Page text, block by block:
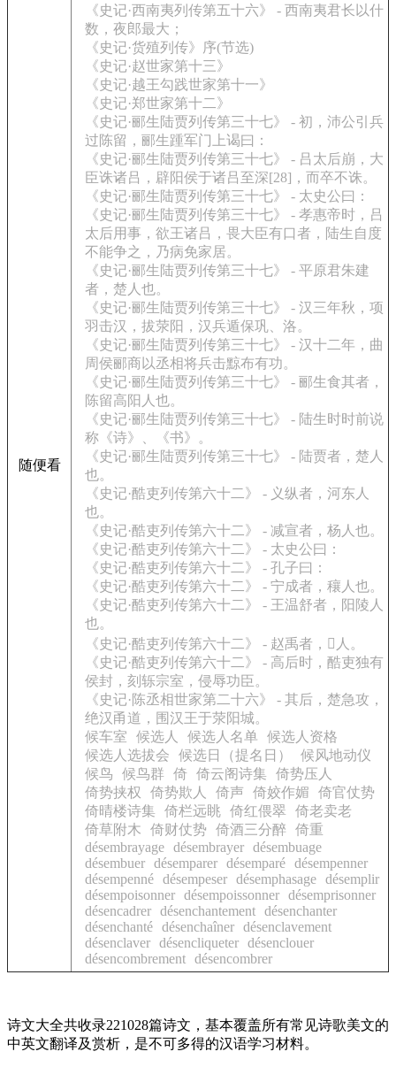
随便看
《史记·西南夷列传第五十六》 - 西南夷君长以什
数，夜郎最大；
《史记·货殖列传》序(节选)
《史记·赵世家第十三》
《史记·越王勾践世家第十一》
《史记·郑世家第十二》
《史记·郦生陆贾列传第三十七》 - 初，沛公引兵
过陈留，郦生踵军门上谒曰：
《史记·郦生陆贾列传第三十七》 - 吕太后崩，大
臣诛诸吕，辟阳侯于诸吕至深[28]，而卒不诛。
《史记·郦生陆贾列传第三十七》 - 太史公曰：
《史记·郦生陆贾列传第三十七》 - 孝惠帝时，吕
太后用事，欲王诸吕，畏大臣有口者，陆生自度
不能争之，乃病免家居。
《史记·郦生陆贾列传第三十七》 - 平原君朱建
者，楚人也。
《史记·郦生陆贾列传第三十七》 - 汉三年秋，项
羽击汉，拔荥阳，汉兵遁保巩、洛。
《史记·郦生陆贾列传第三十七》 - 汉十二年，曲
周侯郦商以丞相将兵击黥布有功。
《史记·郦生陆贾列传第三十七》 - 郦生食其者，
陈留高阳人也。
《史记·郦生陆贾列传第三十七》 - 陆生时时前说
称《诗》、《书》。
《史记·郦生陆贾列传第三十七》 - 陆贾者，楚人
也。
《史记·酷吏列传第六十二》 - 义纵者，河东人
也。
《史记·酷吏列传第六十二》 - 减宣者，杨人也。
《史记·酷吏列传第六十二》 - 太史公曰：
《史记·酷吏列传第六十二》 - 孔子曰：
《史记·酷吏列传第六十二》 - 宁成者，穰人也。
《史记·酷吏列传第六十二》 - 王温舒者，阳陵人
也。
《史记·酷吏列传第六十二》 - 赵禹者，人。
《史记·酷吏列传第六十二》 - 高后时，酷吏独有
侯封，刻轹宗室，侵辱功臣。
《史记·陈丞相世家第二十六》 - 其后，楚急攻，
绝汉甬道，围汉王于荥阳城。
候车室
候选人 候选人名单
候选人资格
候选人选拔会
候选日（提名日）
候风地动仪
候鸟
候鸟群 倚 倚云阁诗集
倚势压人
倚势挟权
倚势欺人 倚声 倚姣作媚
倚官仗势
倚晴楼诗集
倚栏远眺 倚红偎翠
倚老卖老
倚草附木
倚财仗势 倚酒三分醉
倚重
désembrayage désembrayer désembuage
désembuer désemparer désemparé désempenner
désempenné désempeser désemphasage désemplir
désempoisonner désempoissonner désemprisonner
désencadrer désenchantement désenchanter
désenchanté désenchaîner désenclavement
désenclaver désencliqueter désenclouer
désencombrement désencombrer
诗文大全共收录221028篇诗文，基本覆盖所有常见诗歌美文的
中英文翻译及赏析，是不可多得的汉语学习材料。